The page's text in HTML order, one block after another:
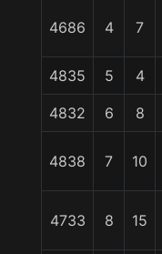
4686 4 7
4835 5 4
4832 6 8
4838 7 10
4733 8 15